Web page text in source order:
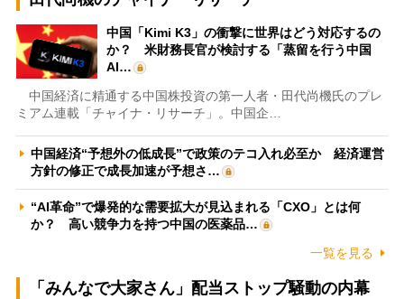
中国「Kimi K3」の衝撃に世界はどう対応するの
か？ 米財務長官が検討する「蒸留を行う中国
AI…
中国経済に精通する中国株投資の第一人者・田代尚機氏のプレ
ミアム連載「チャイナ・リサーチ」。中国企…
中国経済“予想外の低成長”で政策のテコ入れ必至か 経済運営
方針の修正で成長加速が予想さ…
“AI革命”で爆発的な需要拡大が見込まれる「CXO」とは何
か？ 高い競争力を持つ中国の医薬品…
一覧を見る
「みんなで大家さん」配当ストップ騒動の内幕